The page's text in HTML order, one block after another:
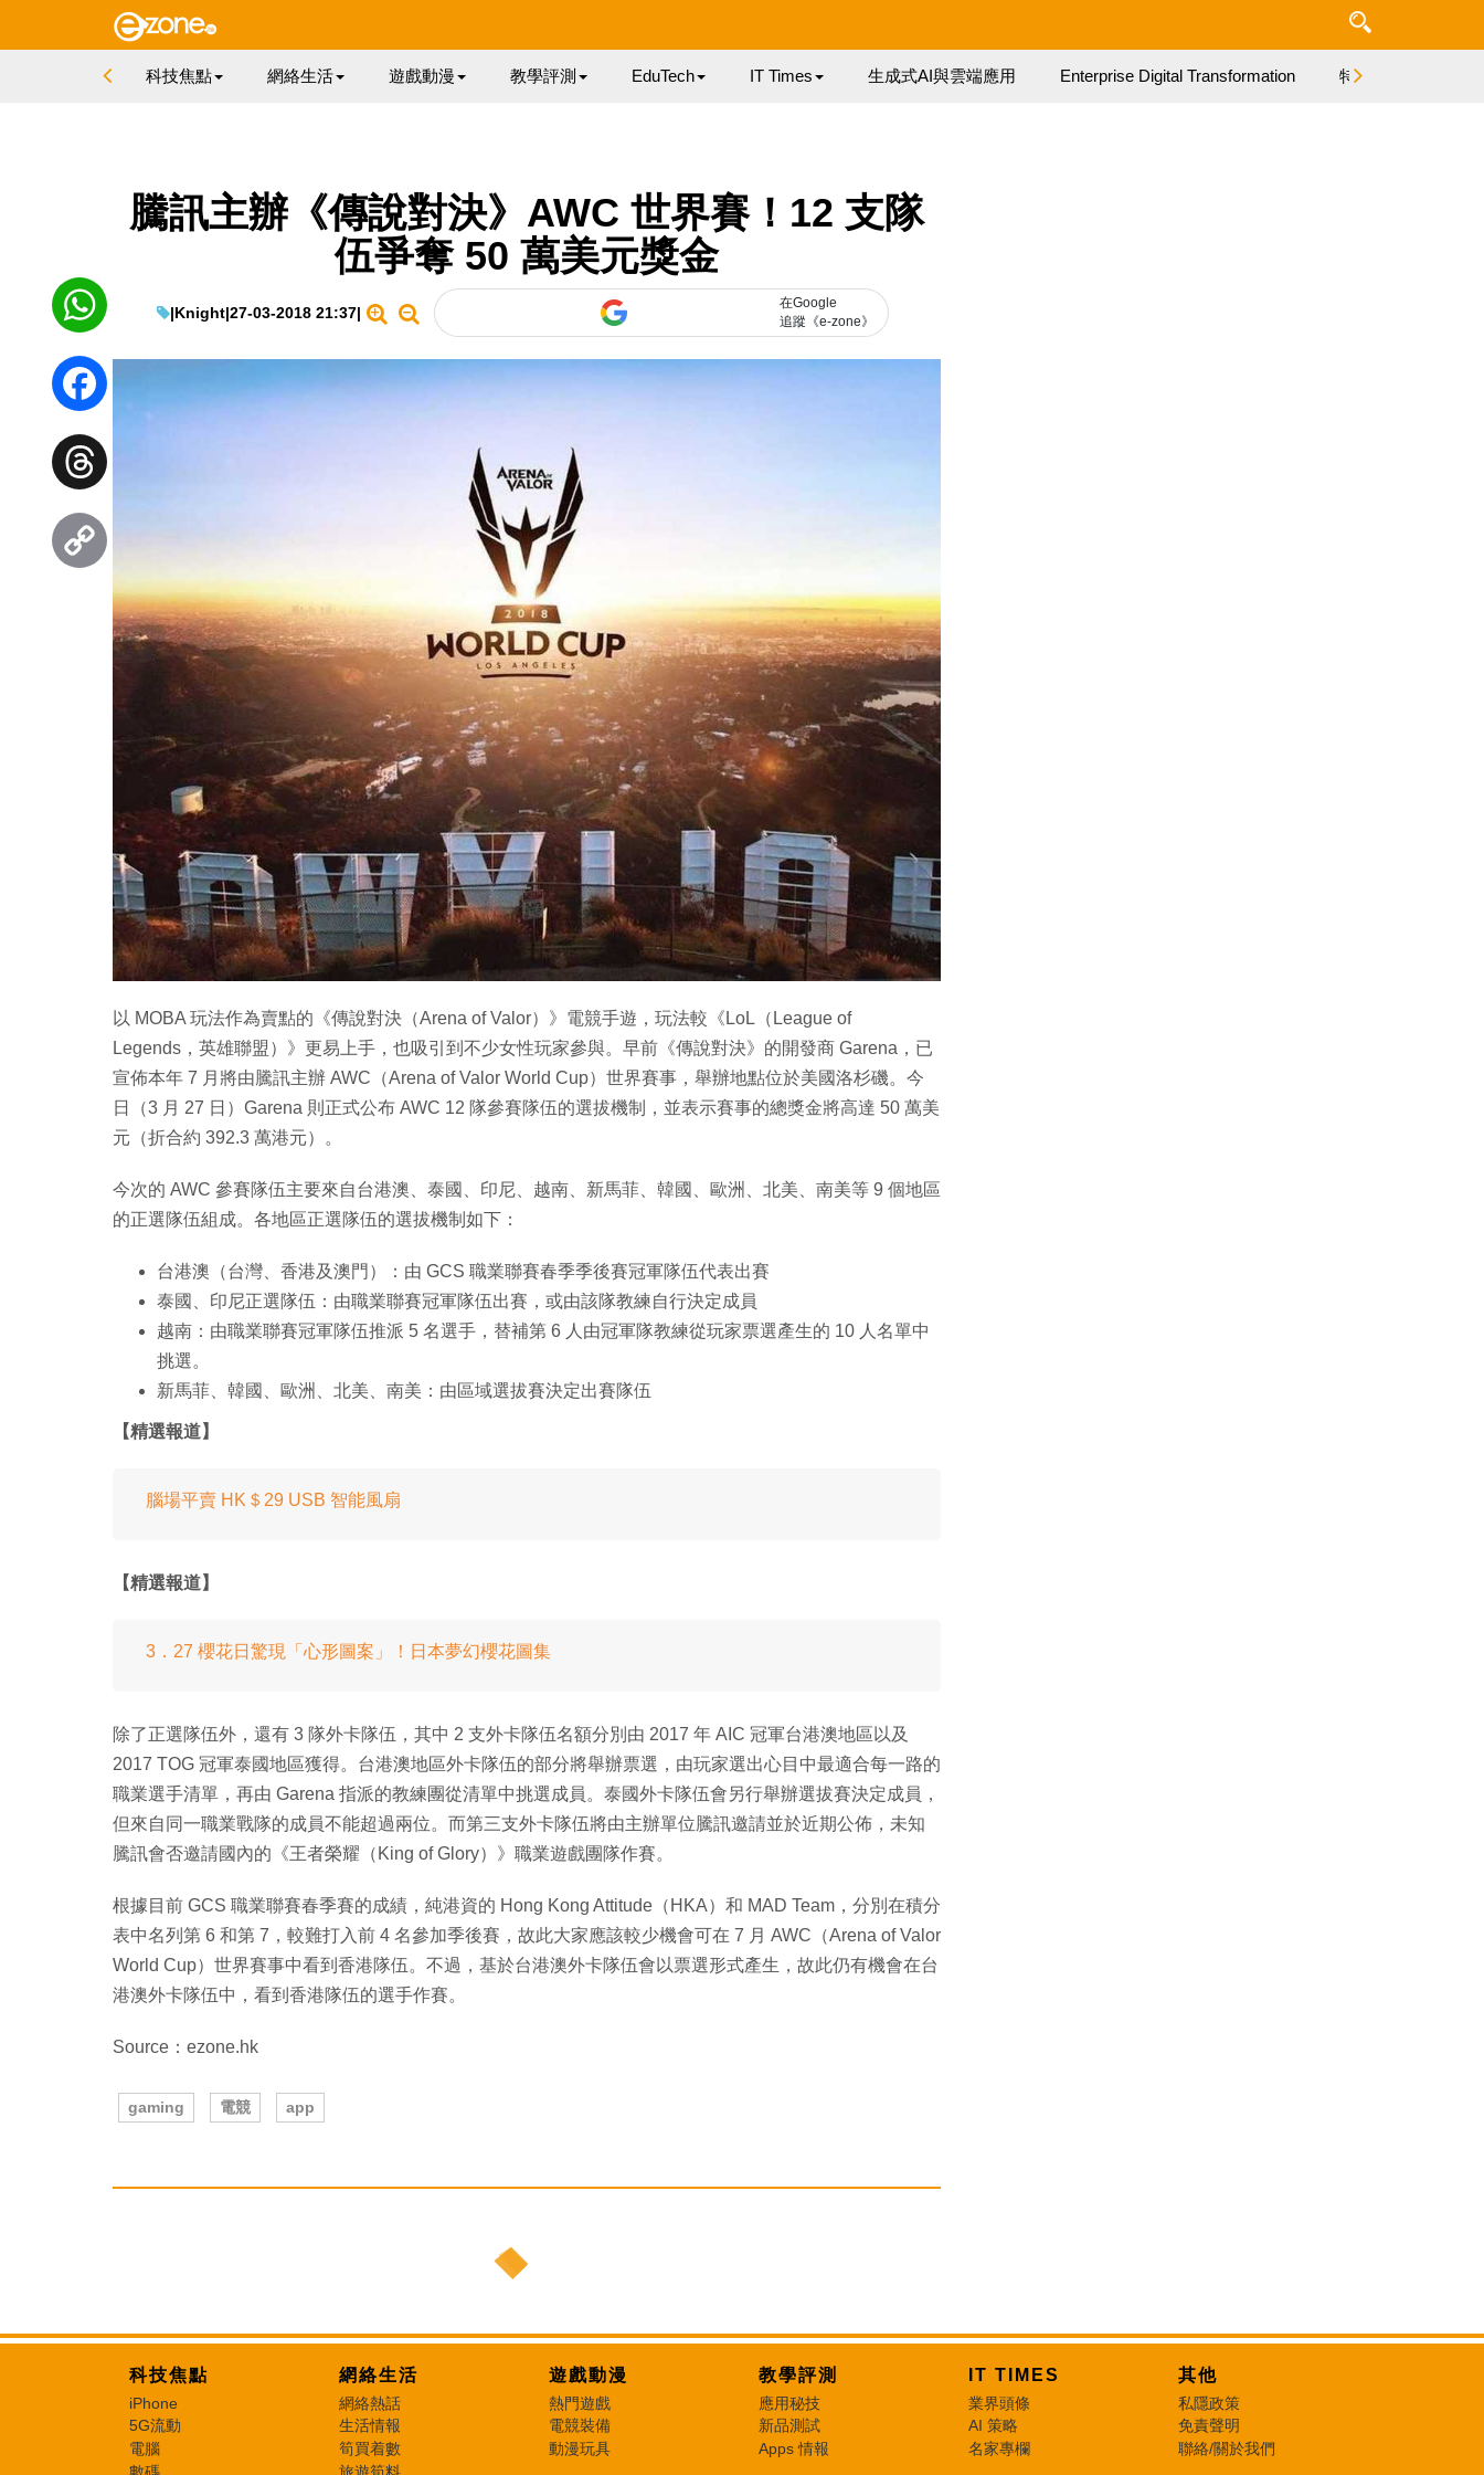
科技焦點 網絡生活 遊戲動漫 教學評測 EduTech IT Times 生成式AI與雲端應用 Enterprise Digital Transformation 特集
騰訊主辦《傳說對決》AWC 世界賽！12 支隊
伍爭奪 50 萬美元獎金
|Knight|27-03-2018 21:37|
在Google
追蹤《e-zone》
以 MOBA 玩法作為賣點的《傳說對決（Arena of Valor）》電競手遊，玩法較《LoL（League of
Legends，英雄聯盟）》更易上手，也吸引到不少女性玩家參與。早前《傳說對決》的開發商 Garena，已
宣佈本年 7 月將由騰訊主辦 AWC（Arena of Valor World Cup）世界賽事，舉辦地點位於美國洛杉磯。今
日（3 月 27 日）Garena 則正式公布 AWC 12 隊參賽隊伍的選拔機制，並表示賽事的總獎金將高達 50 萬美
元（折合約 392.3 萬港元）。
今次的 AWC 參賽隊伍主要來自台港澳、泰國、印尼、越南、新馬菲、韓國、歐洲、北美、南美等 9 個地區
的正選隊伍組成。各地區正選隊伍的選拔機制如下：
台港澳（台灣、香港及澳門）：由 GCS 職業聯賽春季季後賽冠軍隊伍代表出賽
泰國、印尼正選隊伍：由職業聯賽冠軍隊伍出賽，或由該隊教練自行決定成員
越南：由職業聯賽冠軍隊伍推派 5 名選手，替補第 6 人由冠軍隊教練從玩家票選產生的 10 人名單中
挑選。
新馬菲、韓國、歐洲、北美、南美：由區域選拔賽決定出賽隊伍
【精選報道】
腦場平賣 HK＄29 USB 智能風扇
【精選報道】
3．27 櫻花日驚現「心形圖案」！日本夢幻櫻花圖集
除了正選隊伍外，還有 3 隊外卡隊伍，其中 2 支外卡隊伍名額分別由 2017 年 AIC 冠軍台港澳地區以及
2017 TOG 冠軍泰國地區獲得。台港澳地區外卡隊伍的部分將舉辦票選，由玩家選出心目中最適合每一路的
職業選手清單，再由 Garena 指派的教練團從清單中挑選成員。泰國外卡隊伍會另行舉辦選拔賽決定成員，
但來自同一職業戰隊的成員不能超過兩位。而第三支外卡隊伍將由主辦單位騰訊邀請並於近期公佈，未知
騰訊會否邀請國內的《王者榮耀（King of Glory）》職業遊戲團隊作賽。
根據目前 GCS 職業聯賽春季賽的成績，純港資的 Hong Kong Attitude（HKA）和 MAD Team，分別在積分
表中名列第 6 和第 7，較難打入前 4 名參加季後賽，故此大家應該較少機會可在 7 月 AWC（Arena of Valor
World Cup）世界賽事中看到香港隊伍。不過，基於台港澳外卡隊伍會以票選形式產生，故此仍有機會在台
港澳外卡隊伍中，看到香港隊伍的選手作賽。
Source：ezone.hk
gaming 電競 app
WhatsApp
Facebook
Threads
Copy
Link
科技焦點
iPhone
5G流動
電腦
網絡生活
網絡熱話
生活情報
筍買着數
遊戲動漫
熱門遊戲
電競裝備
動漫玩具
教學評測
應用秘技
新品測試
Apps 情報
IT TIMES
業界頭條
AI 策略
名家專欄
其他
私隱政策
免責聲明
聯絡/關於我們